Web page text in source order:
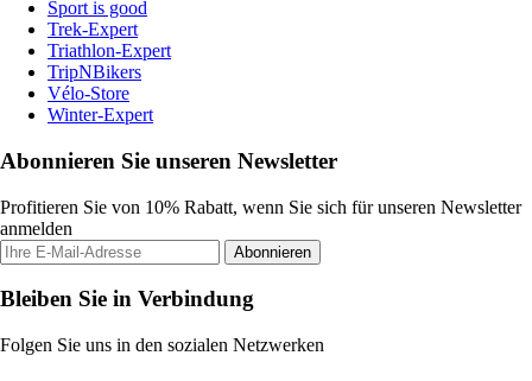
Sport is good
Trek-Expert
Triathlon-Expert
TripNBikers
Vélo-Store
Winter-Expert
Abonnieren Sie unseren Newsletter
Profitieren Sie von 10% Rabatt, wenn Sie sich für unseren Newsletter
anmelden
Abonnieren
Bleiben Sie in Verbindung
Folgen Sie uns in den sozialen Netzwerken